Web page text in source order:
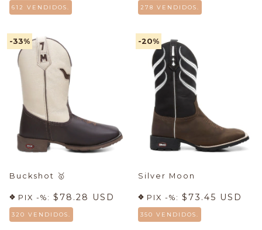
612 VENDIDOS. 278 VENDIDOS.
-33%
Buckshot 🥇
PIX -%: $78.28 USD
320 VENDIDOS.
-20%
Silver Moon
PIX -%: $73.45 USD
350 VENDIDOS.